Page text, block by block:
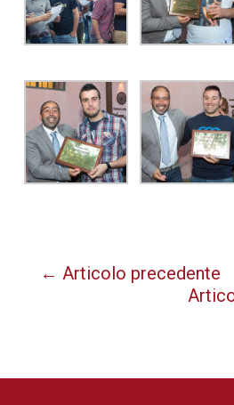
← Articolo precedente